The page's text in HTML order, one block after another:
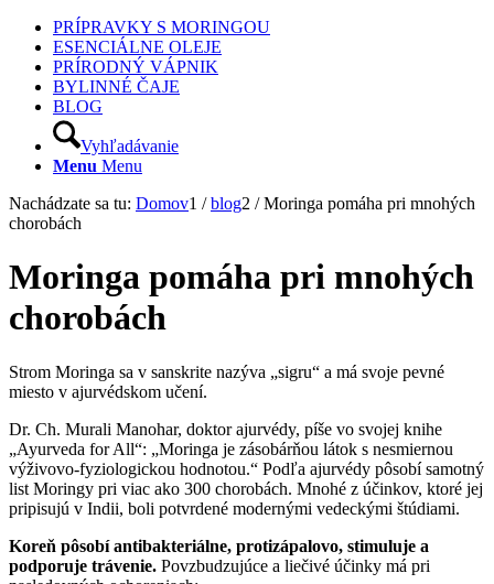
PRÍPRAVKY S MORINGOU
ESENCIÁLNE OLEJE
PRÍRODNÝ VÁPNIK
BYLINNÉ ČAJE
BLOG
Vyhľadávanie
Menu Menu
Nachádzate sa tu: Domov1 / blog2 / Moringa pomáha pri mnohých
chorobách
Moringa pomáha pri mnohých
chorobách
Strom Moringa sa v sanskrite nazýva „sigru“ a má svoje pevné
miesto v ajurvédskom učení.
Dr. Ch. Murali Manohar, doktor ajurvédy, píše vo svojej knihe
„Ayurveda for All“: „Moringa je zásobárňou látok s nesmiernou
výživovo-fyziologickou hodnotou.“ Podľa ajurvédy pôsobí samotný
list Moringy pri viac ako 300 chorobách. Mnohé z účinkov, ktoré jej
pripisujú v Indii, boli potvrdené modernými vedeckými štúdiami.
Koreň pôsobí antibakteriálne, protizápalovo, stimuluje a
podporuje trávenie. Povzbudzujúce a liečivé účinky má pri